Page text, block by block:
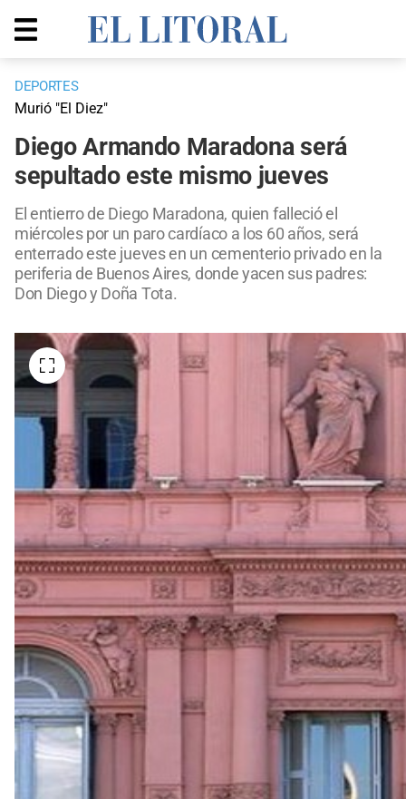
DEPORTES
Murió "El Diez"
Diego Armando Maradona será
sepultado este mismo jueves
El entierro de Diego Maradona, quien falleció el
miércoles por un paro cardíaco a los 60 años, será
enterrado este jueves en un cementerio privado en la
periferia de Buenos Aires, donde yacen sus padres:
Don Diego y Doña Tota.